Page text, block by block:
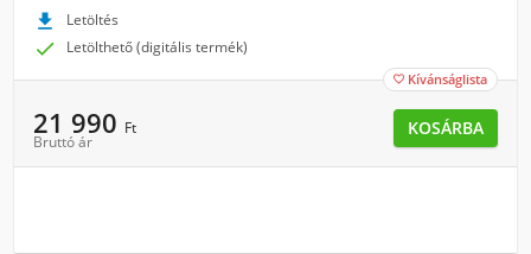
 Letöltés
 Letölthető (digitális termék)
 Kívánságlista
21 990 Ft
Bruttó ár
KOSÁRBA